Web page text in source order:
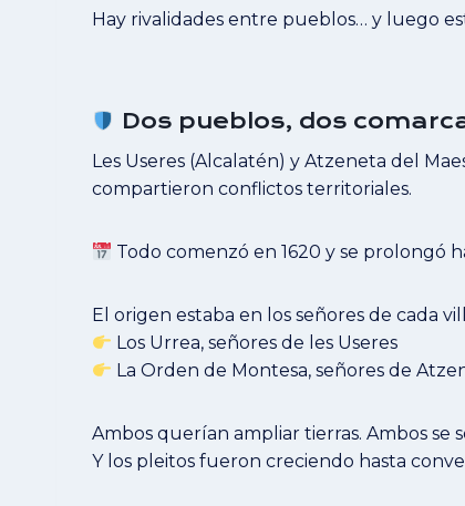
Hay rivalidades entre pueblos… y luego
Dos pueblos, dos
Les Useres (Alcalatén) y Atzeneta del
compartieron conflictos territoriales.
Todo comenzó en 1620 y se prolongó
El origen estaba en los señores de cada
Los Urrea, señores de les Useres
La Orden de Montesa, señores de
Ambos querían ampliar tierras. Ambos se
Y los pleitos fueron creciendo hasta